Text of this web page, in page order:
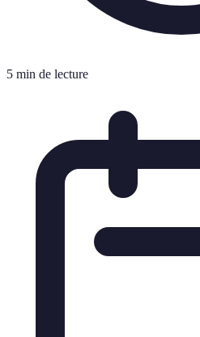
5 min de lecture